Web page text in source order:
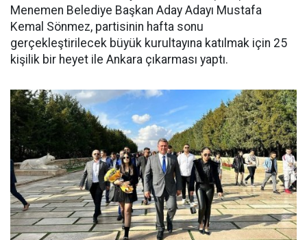
Menemen Belediye Başkan Aday Adayı Mustafa
Kemal Sönmez, partisinin hafta sonu
gerçekleştirilecek büyük kurultayına katılmak için 25
kişilik bir heyet ile Ankara çıkarması yaptı.